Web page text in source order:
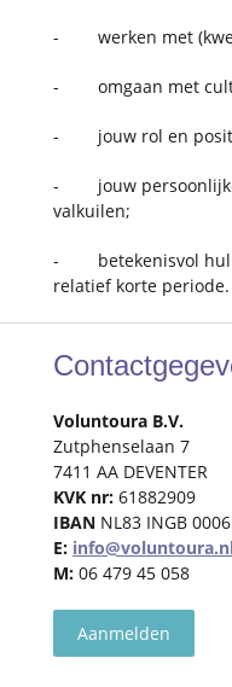
- werken met
- omgaan met
- jouw rol en
- jouw persoonlijke
valkuilen;
- betekenisvol hulp
relatief korte periode.
Voluntoura B.V.
Zutphenselaan 7
7411 AA DEVENTER
KVK nr: 61882909
IBAN NL83 INGB
E:
M: 06 479 45 058
Aanmelden